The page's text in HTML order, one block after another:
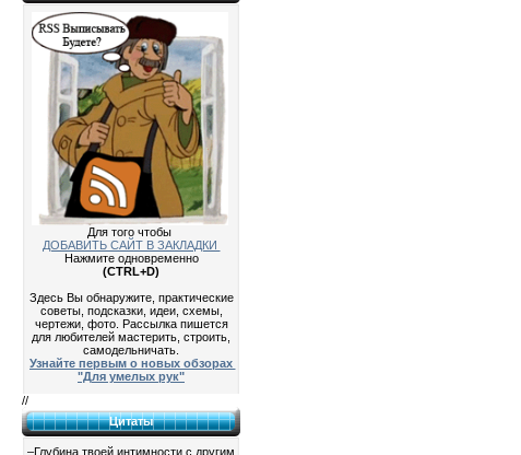
Для того чтобы
ДОБАВИТЬ САЙТ В ЗАКЛАДКИ
Нажмите одновременно
(CTRL+D)
Здесь Вы обнаружите, практические
советы, подсказки, идеи, схемы,
чертежи, фото. Рассылка пишется
для любителей мастерить, строить,
самодельничать.
Узнайте первым о новых обзорах
"Для умелых рук"
//
Цитаты
–Глубина твоей интимности с другим